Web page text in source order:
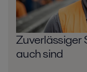
Zuverlässiger
auch sind